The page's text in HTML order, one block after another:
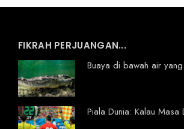
FIKRAH PERJUANGAN...
Buaya di bawah air
Piala Dunia: Kalau Masa